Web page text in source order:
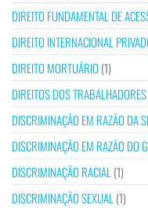
DIREITO FUNDAMENTAL DE
DIREITO INTERNACIONAL
DIREITO MORTUÁRIO (1)
DIREITOS DOS TRABALHADORES
DISCRIMINAÇÃO EM RAZÃO DA
DISCRIMINAÇÃO EM RAZÃO DO
DISCRIMINAÇÃO RACIAL (1)
DISCRIMINAÇÃO SEXUAL (1)